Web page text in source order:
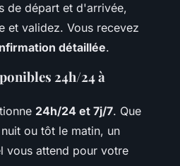
de départ et d'arrivée,
et validez. Vous recevez
détaillée.
24h/24 à
24h/24 et 7j/7. Que
ou tôt le matin, un
vous attend pour votre